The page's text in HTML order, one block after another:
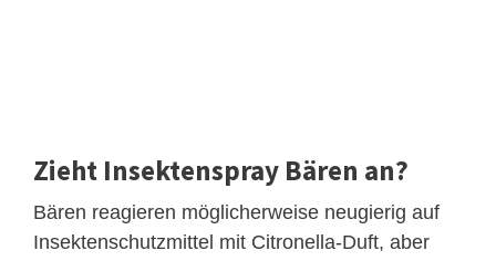
Zieht Insektenspray Bären an?
Bären reagieren möglicherweise neugierig auf
Insektenschutzmittel mit Citronella-Duft, aber